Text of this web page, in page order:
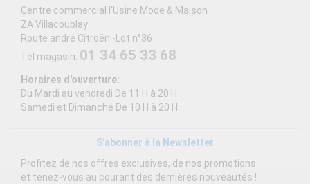
Centre commercial l'Usine Mode & Maison
ZA Villacoublay
Route andré Citroën -Lot n°36
Tél magasin: 01 34 65 33 68
Horaires d'ouverture:
Du Mardi au vendredi De 11 H à 20 H
Samedi et Dimanche De 10 H à 20 H
S'abonner à la Newsletter
Profitez de nos offres exclusives, de nos promotions
et tenez-vous au courant des dernières nouveautés !